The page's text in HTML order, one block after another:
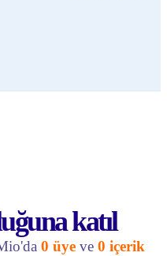
katıl
0 üye ve 0 içerik